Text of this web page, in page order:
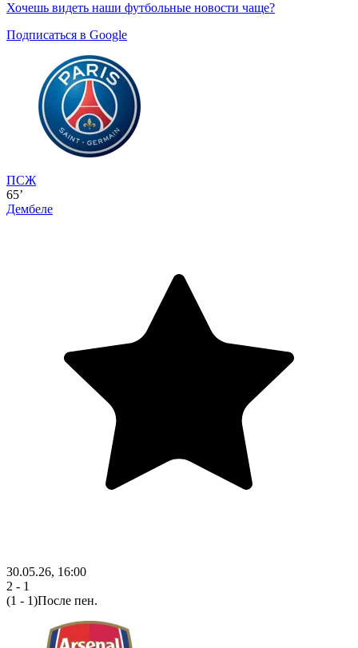
Хочешь видеть наши футбольные новости чаще?
Подписаться в Google
ПСЖ
65’
Дембеле
30.05.26, 16:00
2 - 1
(1 - 1)После пен.